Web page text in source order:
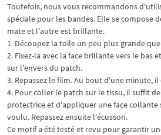
Toutefois, nous vous recommandons
spéciale pour les bandes. Elle se compose
mate et l'autre est brillante.
1. Découpez la toile un peu plus grande
2. Fixez-la avec la face brillante vers le bas
sur l'envers du patch.
3. Repassez le film. Au bout d'une minute,
4. Pour coller le patch sur le tissu, il suffit
protectrice et d'appliquer une face
voulu. Repassez ensuite l'écusson.
Ce motif a été testé et revu pour garantir